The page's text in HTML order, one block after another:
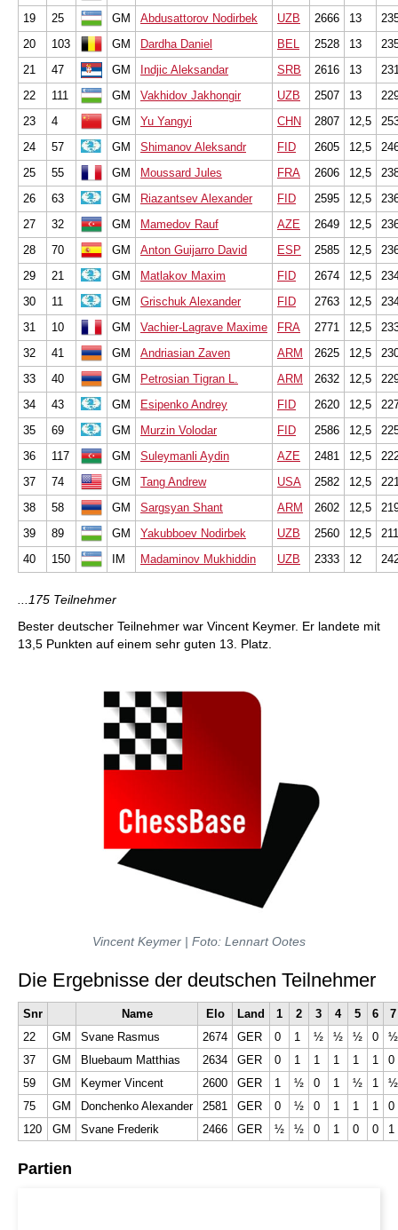
19
25 GM Abdusattorov Nodirbek UZB 2666 13
20
103 GM Dardha Daniel BEL 2528 13
21
47 GM Indjic Aleksandar SRB 2616 13
22
111 GM Vakhidov Jakhongir UZB 2507 13
23
4 GM Yu Yangyi CHN 2807 12,5
24
57 GM Shimanov Aleksandr FID 2605 12,5
25
55 GM Moussard Jules FRA 2606 12,5
26
63 GM Riazantsev Alexander FID 2595 12,5
27
32 GM Mamedov Rauf AZE 2649 12,5
28
70 GM Anton Guijarro David ESP 2585 12,5
29
21 GM Matlakov Maxim FID 2674 12,5
30
11 GM Grischuk Alexander FID 2763 12,5
31
10 GM Vachier-Lagrave Maxime FRA 2771 12,5
32
41 GM Andriasian Zaven ARM 2625 12,5
33
40 GM Petrosian Tigran L. ARM 2632 12,5
34
43 GM Esipenko Andrey FID 2620 12,5
35
69 GM Murzin Volodar FID 2586 12,5
36
117 GM Suleymanli Aydin AZE 2481 12,5
37
74 GM Tang Andrew USA 2582 12,5
38
58 GM Sargsyan Shant ARM 2602 12,5
39
89 GM Yakubboev Nodirbek UZB 2560 12,5
40
150 IM Madaminov Mukhiddin UZB 2333 12
...175 Teilnehmer
Bester deutscher Teilnehmer war Vincent Keymer. Er landete mit
13,5 Punkten auf einem sehr guten 13. Platz.
Vincent Keymer | Foto: Lennart Ootes
Die Ergebnisse der deutschen Teilnehmer
Snr Name Elo Land 1 2 3 4 5 6
7
22
GM Svane Rasmus 2674 GER 0 1 ½ ½ ½ 0
½
37
GM Bluebaum Matthias 2634 GER 0 1 1 1 1 1
0
59
GM Keymer Vincent 2600 GER 1 ½ 0 1 ½ 1
½
75
GM Donchenko Alexander 2581 GER 0 ½ 0 1 1 1
0
120
GM Svane Frederik 2466 GER ½ ½ 0 1 0 0 1
Partien